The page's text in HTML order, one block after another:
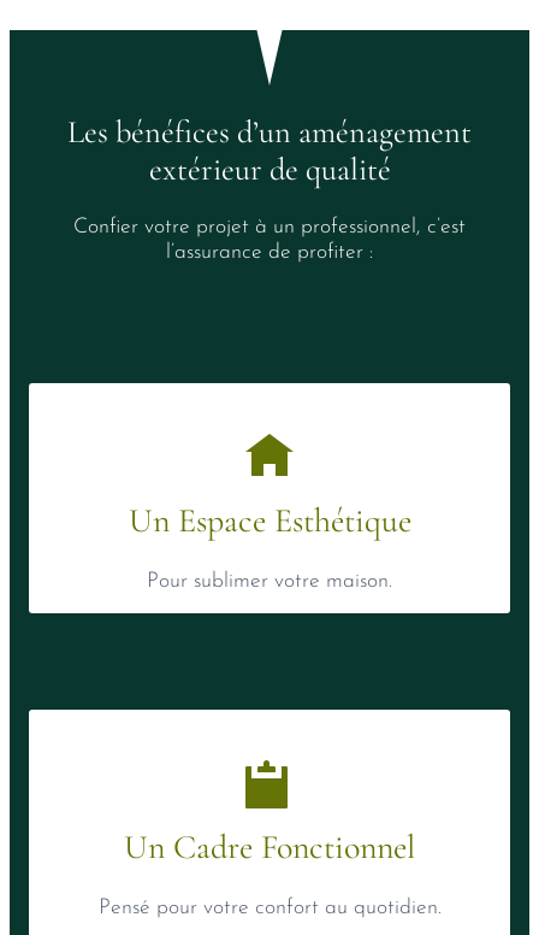
Les bénéfices d’un aménagement
extérieur de qualité
Confier votre projet à un professionnel, c’est
l’assurance de profiter :
Un Espace Esthétique
Pour sublimer votre maison.
Un Cadre Fonctionnel
Pensé pour votre confort au quotidien.